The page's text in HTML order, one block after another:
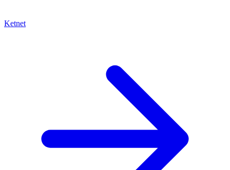
Ketnet